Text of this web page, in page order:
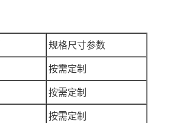
规格尺寸参数
按需定制
按需定制
按需定制